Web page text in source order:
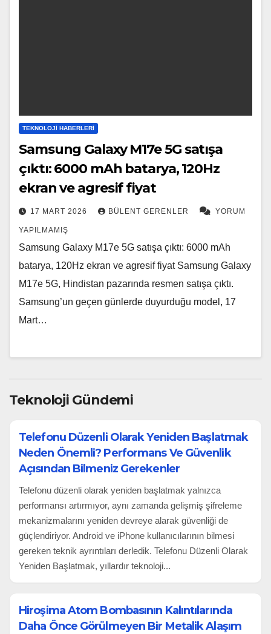
TEKNOLOJI HABERLERI
Samsung Galaxy M17e 5G satışa
çıktı: 6000 mAh batarya, 120Hz
ekran ve agresif fiyat
17 MART 2026 BÜLENT GERENLER YORUM
YAPILMAMIŞ
Samsung Galaxy M17e 5G satışa çıktı: 6000 mAh
batarya, 120Hz ekran ve agresif fiyat Samsung Galaxy
M17e 5G, Hindistan pazarında resmen satışa çıktı.
Samsung’un geçen günlerde duyurduğu model, 17
Mart…
Teknoloji Gündemi
Telefonu Düzenli Olarak Yeniden Başlatmak
Neden Önemli? Performans Ve Güvenlik
Açısından Bilmeniz Gerekenler
Telefonu düzenli olarak yeniden başlatmak yalnızca
performansı artırmıyor, aynı zamanda gelişmiş şifreleme
mekanizmalarını yeniden devreye alarak güvenliği de
güçlendiriyor. Android ve iPhone kullanıcılarının bilmesi
gereken teknik ayrıntıları derledik. Telefonu Düzenli Olarak
Yeniden Başlatmak, yıllardır teknoloji...
Hiroşima Atom Bombasının Kalıntılarında
Daha Önce Görülmeyen Bir Metalik Alaşım